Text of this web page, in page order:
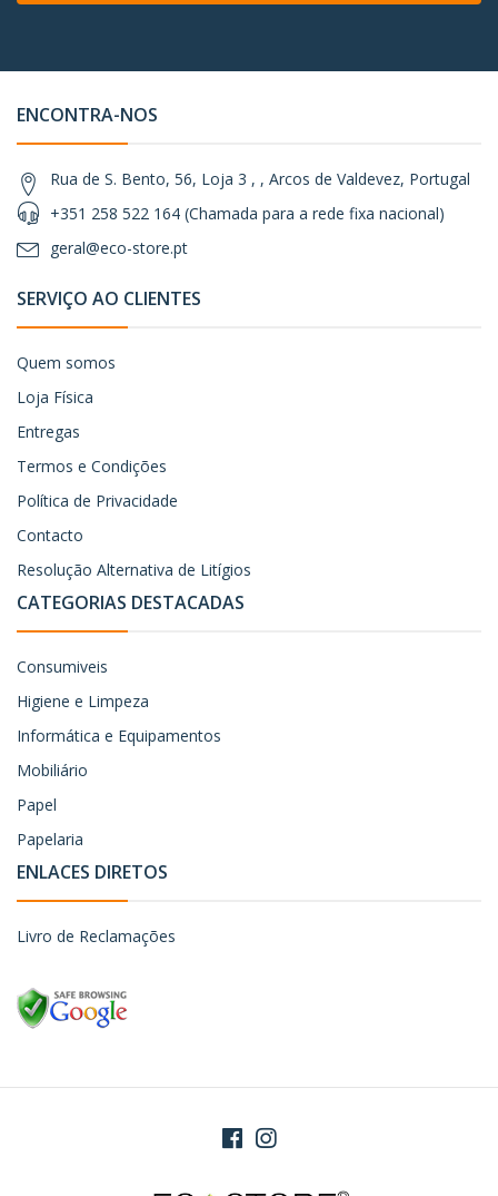
ENCONTRA-NOS
Rua de S. Bento, 56, Loja 3 , , Arcos de Valdevez, Portugal
+351 258 522 164 (Chamada para a rede fixa nacional)
geral@eco-store.pt
SERVIÇO AO CLIENTES
Quem somos
Loja Física
Entregas
Termos e Condições
Política de Privacidade
Contacto
Resolução Alternativa de Litígios
CATEGORIAS DESTACADAS
Consumiveis
Higiene e Limpeza
Informática e Equipamentos
Mobiliário
Papel
Papelaria
ENLACES DIRETOS
Livro de Reclamações